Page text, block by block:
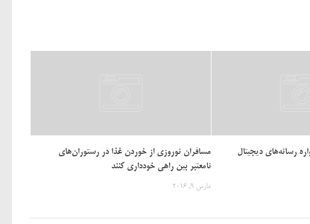
رسانه‌های دیجیتال
مسافران نوروزی از خوردن غذا در رستوران‌های
نامعتبر بین راهی خودداری کنند
مارس 9, 2016